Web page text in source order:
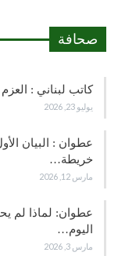
صحافة
كاتب لبناني :
يوليو 23, 2026
عطوان : البيان
خريطة…
مارس 12, 2026
عطوان: لماذا لم
اليوم…
مارس 3, 2026